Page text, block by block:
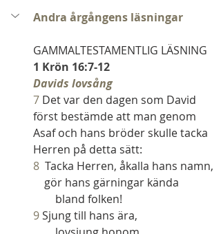
Andra årgångens läsningar
GAMMALTESTAMENTLIG LÄSNING
1 Krön 16:7-12
Davids lovsång
7 Det var den dagen som David
först bestämde att man genom
Asaf och hans bröder skulle tacka
Herren på detta sätt:
8
  Tacka Herren, åkalla hans namn,
    gör hans gärningar kända
        bland folken!
9 Sjung till hans ära,